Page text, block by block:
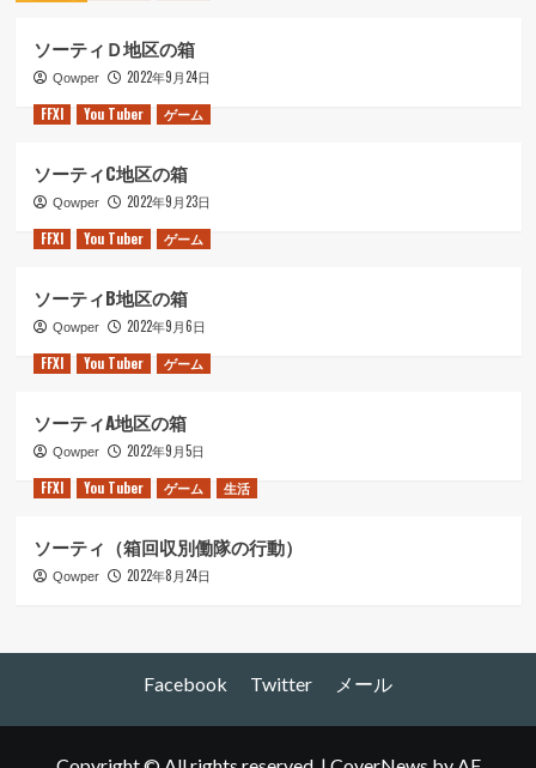
ソーティＤ地区の箱
Qowper
2022年9月24日
FFXI
You Tuber ゲーム
ソーティC地区の箱
Qowper
2022年9月23日
FFXI
You Tuber ゲーム
ソーティB地区の箱
Qowper
2022年9月6日
FFXI
You Tuber ゲーム
ソーティA地区の箱
Qowper
2022年9月5日
FFXI
You Tuber ゲーム 生活
ソーティ（箱回収別働隊の行動）
Qowper 2022年8月24日
Facebook Twitter メール